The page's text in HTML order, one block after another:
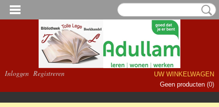
Inloggen Registreren
UW WINKELWAGEN
Geen producten (0)